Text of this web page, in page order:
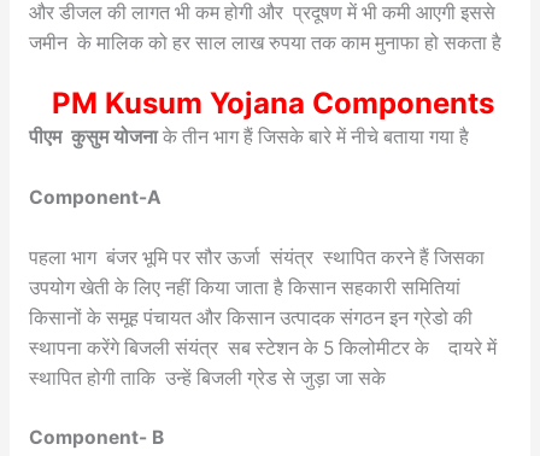
और डीजल की लागत भी कम होगी और प्रदूषण में भी कमी आएगी इससे
जमीन के मालिक को हर साल लाख रुपया तक काम मुनाफा हो सकता है
PM Kusum Yojana Components
पीएम कुसुम योजनाके तीन भाग हैं जिसके बारे में नीचे बताया गया है
Component-A
पहला भाग बंजर भूमि पर सौर ऊर्जा संयंत्र स्थापित करने हैं जिसका
उपयोग खेती के लिए नहीं किया जाता है किसान सहकारी समितियां
किसानों के समूह पंचायत और किसान उत्पादक संगठन इन ग्रेडो की
स्थापना करेंगे बिजली संयंत्र सब स्टेशन के 5 किलोमीटर के दायरे में
स्थापित होगी ताकि उन्हें बिजली ग्रेड से जुड़ा जा सके
Component- B